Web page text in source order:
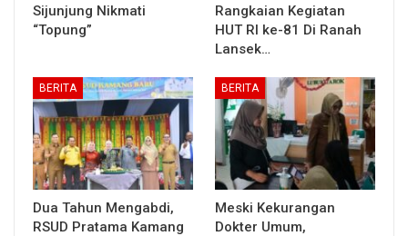
Sijunjung Nikmati
“Topung”
Rangkaian Kegiatan
HUT RI ke-81 Di Ranah
Lansek…
BERITA
Dua Tahun Mengabdi,
RSUD Pratama Kamang
BERITA
Meski Kekurangan
Dokter Umum,